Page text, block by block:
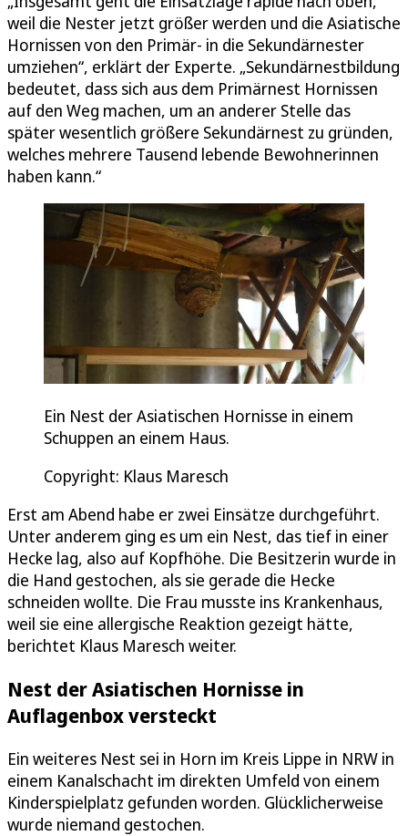
weil die Nester jetzt größer werden und die Asiatische
Hornissen von den Primär- in die Sekundärnester
umziehen“, erklärt der Experte. „Sekundärnestbildung
bedeutet, dass sich aus dem Primärnest Hornissen
auf den Weg machen, um an anderer Stelle das
später wesentlich größere Sekundärnest zu gründen,
welches mehrere Tausend lebende Bewohnerinnen
haben kann.“
Ein Nest der Asiatischen Hornisse in einem
Schuppen an einem Haus.
Copyright: Klaus Maresch
Erst am Abend habe er zwei Einsätze durchgeführt.
Unter anderem ging es um ein Nest, das tief in einer
Hecke lag, also auf Kopfhöhe. Die Besitzerin wurde in
die Hand gestochen, als sie gerade die Hecke
schneiden wollte. Die Frau musste ins Krankenhaus,
weil sie eine allergische Reaktion gezeigt hätte,
berichtet Klaus Maresch weiter.
Nest der Asiatischen Hornisse in
Auflagenbox versteckt
Ein weiteres Nest sei in Horn im Kreis Lippe in NRW in
einem Kanalschacht im direkten Umfeld von einem
Kinderspielplatz gefunden worden. Glücklicherweise
wurde niemand gestochen.